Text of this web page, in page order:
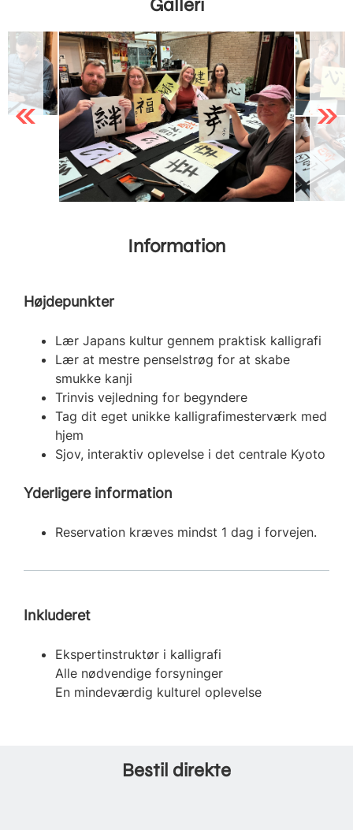
Galleri
Previous Next
Information
Højdepunkter
Lær Japans kultur gennem praktisk kalligrafi
Lær at mestre penselstrøg for at skabe
smukke kanji
Trinvis vejledning for begyndere
Tag dit eget unikke kalligrafimesterværk med
hjem
Sjov, interaktiv oplevelse i det centrale Kyoto
Yderligere information
Reservation kræves mindst 1 dag i forvejen.
Inkluderet
Ekspertinstruktør i kalligrafi
Alle nødvendige forsyninger
En mindeværdig kulturel oplevelse
Bestil direkte